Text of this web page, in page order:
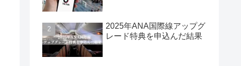
2025年ANA国際線アップグ
レード特典を申込んだ結果